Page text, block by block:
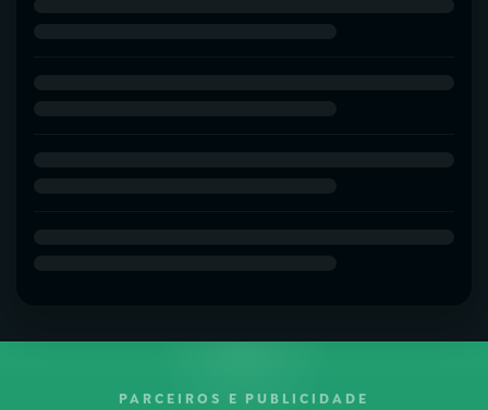
PARCEIROS E PUBLICIDADE